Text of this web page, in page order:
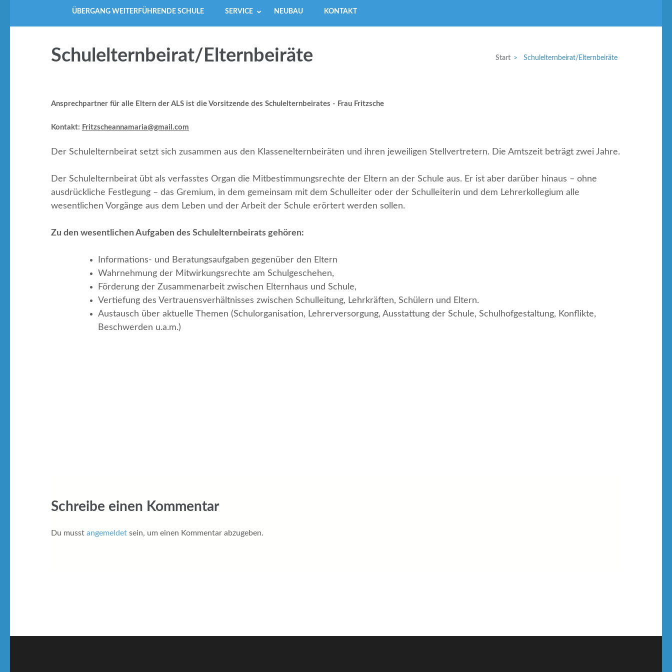
ÜBERGANG WEITERFÜHRENDE SCHULE SERVICE NEUBAU KONTAKT
Schulelternbeirat/Elternbeiräte Start > Schulelternbeirat/Elternbeiräte
Ansprechpartner für alle Eltern der ALS ist die Vorsitzende des Schulelternbeirates - Frau Fritzsche
Kontakt: Fritzscheannamaria@gmail.com
Der Schulelternbeirat setzt sich zusammen aus den Klassenelternbeiräten und ihren jeweiligen Stellvertretern. Die Amtszeit beträgt zwei Jahre.
Der Schulelternbeirat übt als verfasstes Organ die Mitbestimmungsrechte der Eltern an der Schule aus. Er ist aber darüber hinaus – ohne
ausdrückliche Festlegung – das Gremium, in dem gemeinsam mit dem Schulleiter oder der Schulleiterin und dem Lehrerkollegium alle
wesentlichen Vorgänge aus dem Leben und der Arbeit der Schule erörtert werden sollen.
Zu den wesentlichen Aufgaben des Schulelternbeirats gehören:
Informations- und Beratungsaufgaben gegenüber den Eltern
Wahrnehmung der Mitwirkungsrechte am Schulgeschehen,
Förderung der Zusammenarbeit zwischen Elternhaus und Schule,
Vertiefung des Vertrauensverhältnisses zwischen Schulleitung, Lehrkräften, Schülern und Eltern.
Austausch über aktuelle Themen (Schulorganisation, Lehrerversorgung, Ausstattung der Schule, Schulhofgestaltung, Konflikte,
Beschwerden u.a.m.)
Schreibe einen Kommentar
Du musst angemeldet sein, um einen Kommentar abzugeben.